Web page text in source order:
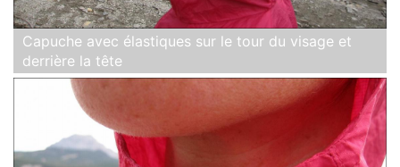
Capuche avec élastiques sur le tour du visage et
derrière la tête